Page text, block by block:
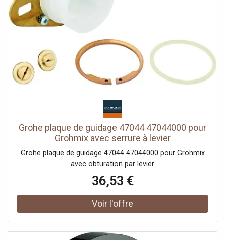
Grohe plaque de guidage 47044 47044000 pour
Grohmix avec serrure à levier
Grohe plaque de guidage 47044 47044000 pour Grohmix
avec obturation par levier
36,53 €